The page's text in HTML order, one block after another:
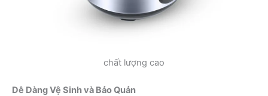
chất lượng cao
Dễ Dàng Vệ Sinh và Bảo Quản